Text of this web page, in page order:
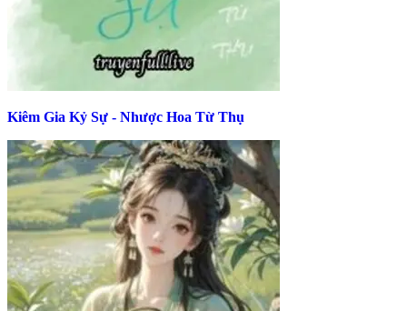
Kiêm Gia Kỷ Sự - Nhược Hoa Từ Thụ